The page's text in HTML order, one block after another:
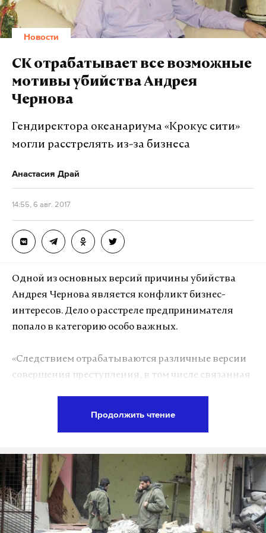
Новости
СК отрабатывает все возможные
мотивы убийства Андрея
Чернова
Гендиректора океанариума «Крокус сити»
могли расстрелять из-за бизнеса
Анастасия Драй
14:55, 6 авг. 2017
Одной из основных версий причины убийства
Андрея Чернова является конфликт бизнес-
интересов. Дело о расстреле предпринимателя
попало в категорию особо важных.
«Следствием отрабатываются различные версии
совершения преступления, в том числе связанная
расследованию особо важных дел по указанию
руководителя ГСУ СК по Москве Александра
Дрыманова.
Как сообщил Daily Storm 4 августа, тело Чернова с
Продолжить чтение